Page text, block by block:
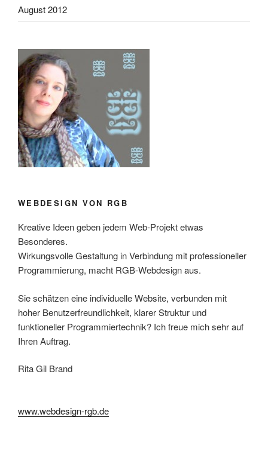
August 2012
WEBDESIGN VON RGB
Kreative Ideen geben jedem Web-Projekt etwas
Besonderes.
Wirkungsvolle Gestaltung in Verbindung mit professioneller
Programmierung, macht RGB-Webdesign aus.
Sie schätzen eine individuelle Website, verbunden mit
hoher Benutzerfreundlichkeit, klarer Struktur und
funktioneller Programmiertechnik? Ich freue mich sehr auf
Ihren Auftrag.
Rita Gil Brand
www.webdesign-rgb.de